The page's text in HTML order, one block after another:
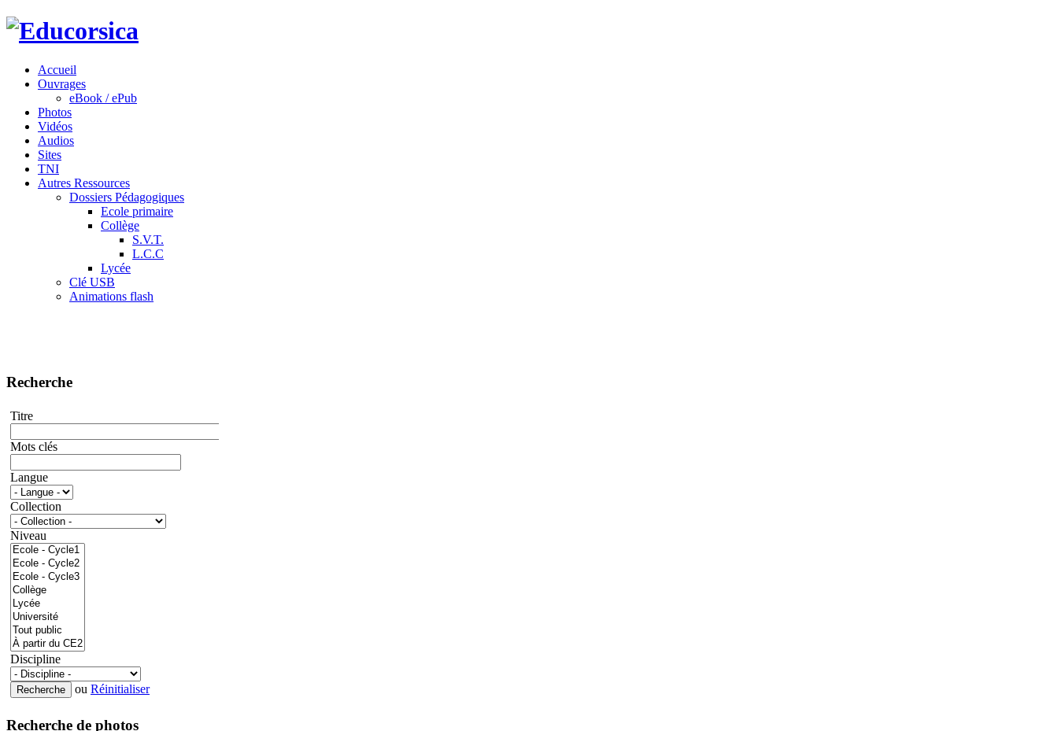
Accueil
Ouvrages
eBook / ePub
Photos
Vidéos
Audios
Sites
TNI
Autres Ressources
Dossiers Pédagogiques
Ecole primaire
Collège
S.V.T.
L.C.C
Lycée
Clé USB
Animations flash
Recherche
Titre
Mots clés
Langue
Collection
Niveau
Discipline
ou Réinitialiser
Recherche de photos